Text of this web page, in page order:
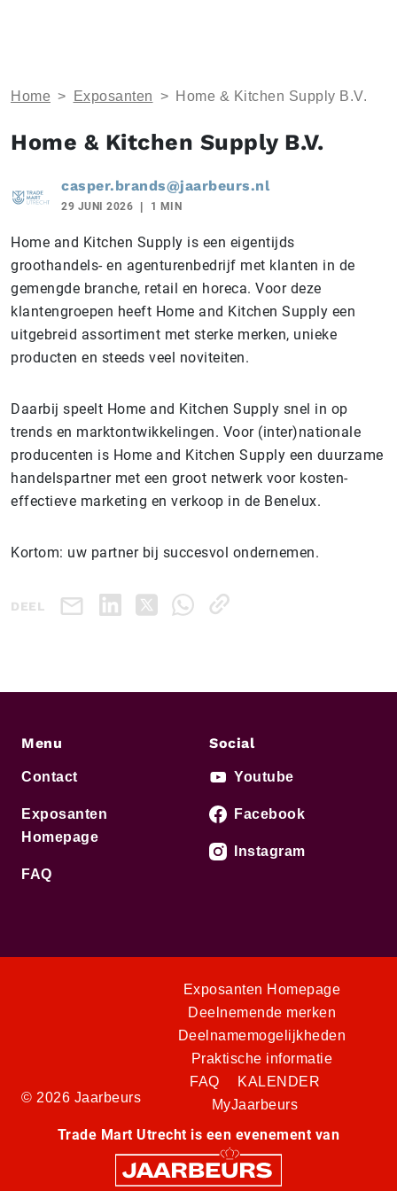
Home > Exposanten > Home & Kitchen Supply B.V.
Home & Kitchen Supply B.V.
casper.brands@jaarbeurs.nl
29 JUNI 2026 1 MIN
Home and Kitchen Supply is een eigentijds
groothandels- en agenturenbedrijf met klanten in de
gemengde branche, retail en horeca. Voor deze
klantengroepen heeft Home and Kitchen Supply een
uitgebreid assortiment met sterke merken, unieke
producten en steeds veel noviteiten.
Daarbij speelt Home and Kitchen Supply snel in op
trends en marktontwikkelingen. Voor (inter)nationale
producenten is Home and Kitchen Supply een duurzame
handelspartner met een groot netwerk voor kosten-
effectieve marketing en verkoop in de Benelux.
Kortom: uw partner bij succesvol ondernemen.
DEEL
Menu
Contact
Exposanten
Homepage
FAQ
Social
Youtube
Facebook
Instagram
© 2026 Jaarbeurs
Exposanten Homepage
Deelnemende merken
Deelnamemogelijkheden
Praktische informatie
FAQ
KALENDER
MyJaarbeurs
Trade Mart Utrecht is een evenement van